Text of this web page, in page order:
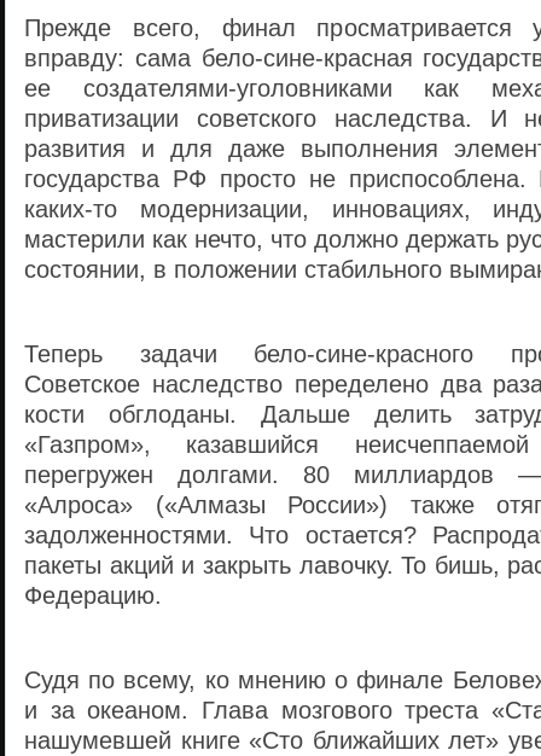
Прежде всего, финал просматривается
вправду: сама бело-сине-красная
ее создателями-уголовниками как
приватизации советского наследства.
развития и для даже выполнения
государства РФ просто не
каких-то модернизации, инновациях,
мастерили как нечто, что должно держать
состоянии, в положении стабильного
Теперь задачи бело-сине-красного
Советское наследство переделено два
кости обглоданы. Дальше делить
«Газпром», казавшийся
перегружен долгами. 80 миллиардов
«Алроса» («Алмазы России») также
задолженностями. Что остается?
пакеты акций и закрыть лавочку. То бишь,
Федерацию.
Судя по всему, ко мнению о финале
и за океаном. Глава мозгового треста
нашумевшей книге «Сто ближайших лет»